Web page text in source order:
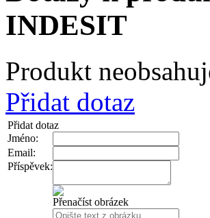
INDESIT
Produkt
Přidat dotaz
Přidat dotaz
Jméno:
Email:
Příspěvek:
Přenačíst obrázek